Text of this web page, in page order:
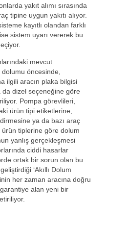
yakıt alımı sırasında
tipine uygun yakıtı alıyor.
kayıtlı olandan farklı
sistem uyarı vererek bu
mevcut
öncesinde,
ilgili aracın plaka bilgisi
da dizel seçeneğine göre
Pompa görevlileri,
ürün tipi etiketlerine,
ya da bazı araç
tiplerine göre dolum
yanlış gerçekleşmesi
ciddi hasarlar
ortak bir sorun olan bu
‘Akıllı Dolum
her zaman aracına doğru
garantiye alan yeni bir